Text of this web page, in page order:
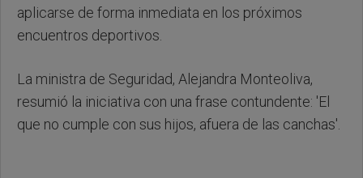
aplicarse de forma inmediata en los próximos
encuentros deportivos.
La ministra de Seguridad, Alejandra Monteoliva,
resumió la iniciativa con una frase contundente: 'El
que no cumple con sus hijos, afuera de las canchas'.